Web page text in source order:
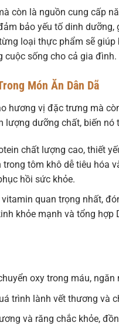
còn là nguồn cung cấp
bảo yếu tố dinh
loại thực phẩm sẽ
cuộc sống cho cả gia đình.
Món Ăn Dân Dã
hương vị đặc trưng mà
lượng dưỡng chất, biến
chất lượng cao, thiết
tôm khô dễ tiêu hóa
hồi sức khỏe.
quan trọng nhất,
khỏe mạnh và tổng
oxy trong máu, ngăn
trình lành vết thương và
và răng chắc khỏe,